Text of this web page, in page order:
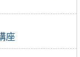
座